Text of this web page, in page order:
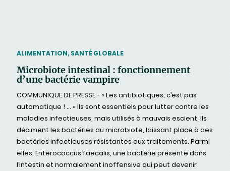
THEMATIC
ALIMENTATION, SANTÉ GLOBALE
Microbiote intestinal : fonctionnement
d’une bactérie vampire
COMMUNIQUE DE PRESSE - « Les antibiotiques, c’est pas
automatique ! … » Ils sont essentiels pour lutter contre les
maladies infectieuses, mais utilisés à mauvais escient, ils
déciment les bactéries du microbiote, laissant place à des
bactéries infectieuses résistantes aux traitements. Parmi
elles, Enterococcus faecalis, une bactérie présente dans
l’intestin et normalement inoffensive qui peut devenir